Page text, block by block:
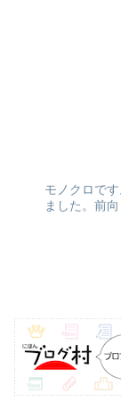
モノクロで
ました。前